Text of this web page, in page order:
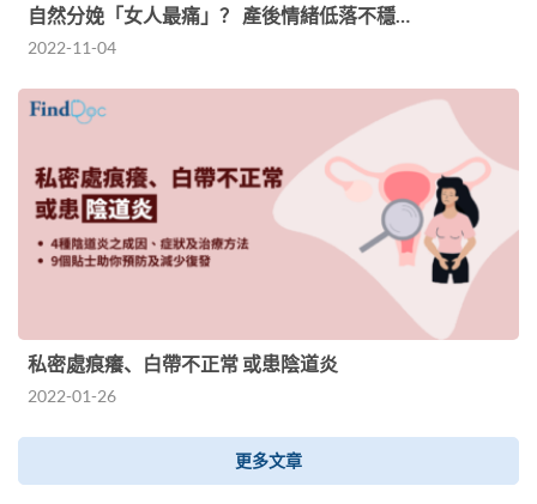
自然分娩「女人最痛」？ 產後情緒低落不穩…
2022-11-04
私密處痕癢、白帶不正常 或患陰道炎
2022-01-26
更多文章